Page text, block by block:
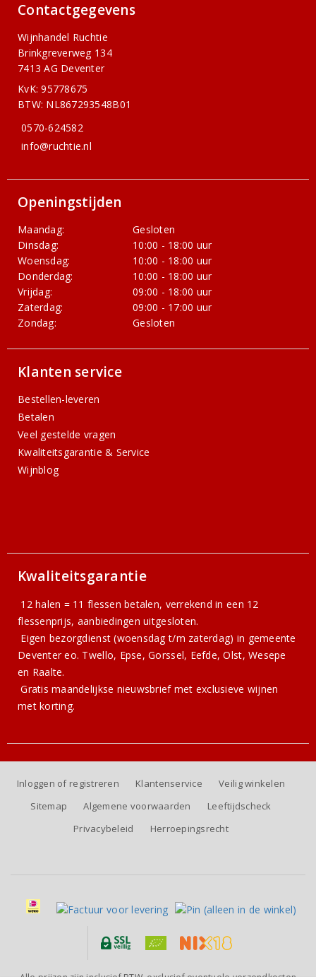
Contactgegevens
Wijnhandel Ruchtie
Brinkgreverweg 134
7413 AG Deventer
KvK: 95778675
BTW: NL867293548B01
0570-624582
info@ruchtie.nl
Openingstijden
Maandag:
Gesloten
Dinsdag:
10:00 - 18:00 uur
Woensdag:
10:00 - 18:00 uur
Donderdag:
10:00 - 18:00 uur
Vrijdag:
09:00 - 18:00 uur
Zaterdag:
09:00 - 17:00 uur
Zondag:
Gesloten
Klanten service
Bestellen-leveren
Betalen
Veel gestelde vragen
Kwaliteitsgarantie & Service
Wijnblog
Kwaliteitsgarantie
12 halen = 11 flessen betalen, verrekend in een 12
flessenprijs, aanbiedingen uitgesloten.
Eigen bezorgdienst (woensdag t/m zaterdag) in gemeente
Deventer eo. Twello, Epse, Gorssel, Eefde, Olst, Wesepe
en Raalte.
Gratismaandelijkse nieuwsbriefmet exclusieve wijnen
met korting.
Inloggen of registreren Klantenservice
Veilig winkelen
Sitemap
Algemene voorwaarden
Leeftijdscheck
Privacybeleid
Herroepingsrecht